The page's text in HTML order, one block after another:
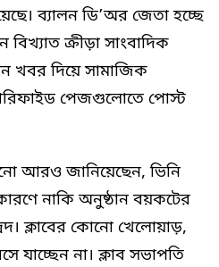
ব্যালন ডি’অর জেতা হচ্ছে
বিখ্যাত ক্রীড়া সাংবাদিক
খবর দিয়ে সামাজিক
পেজগুলোতে পোস্ট
আরও জানিয়েছেন, ভিনি
নাকি অনুষ্ঠান বয়কটের
ক্লাবের কোনো খেলোয়াড়,
যাচ্ছেন না। ক্লাব সভাপতি